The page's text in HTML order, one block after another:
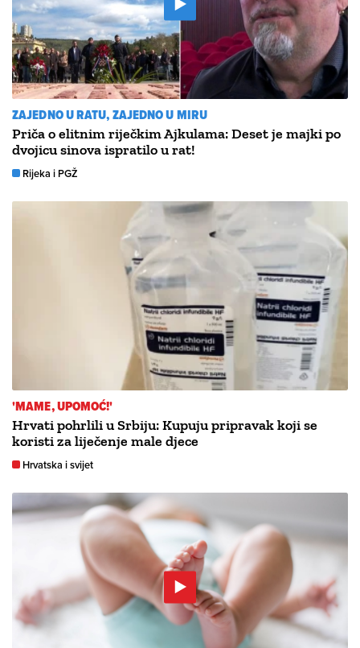
ZAJEDNO U RATU, ZAJEDNO U MIRU
Priča o elitnim riječkim Ajkulama: Deset je majki po
dvojicu sinova ispratilo u rat!
Rijeka i PGŽ
'MAME, UPOMOĆ!'
Hrvati pohrlili u Srbiju: Kupuju pripravak koji se
koristi za liječenje male djece
Hrvatska i svijet